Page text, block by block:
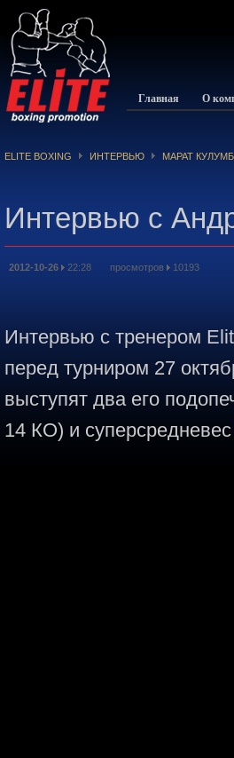
Главная О
ELITE BOXING ИНТЕРВЬЮ МАРАТ
Интервью с
2012-10-26 22:28 просмотров 10193
Интервью с тренером
перед турниром 27
выступят два его
14 КО) и суперсредневес